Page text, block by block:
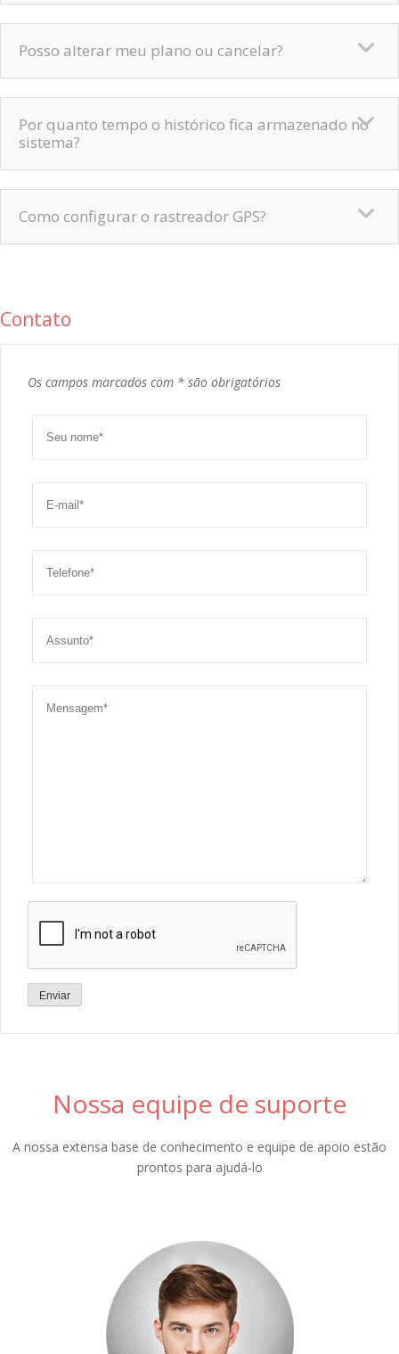
Posso alterar meu plano ou cancelar?
Por quanto tempo o histórico fica armazenado no
sistema?
Como configurar o rastreador GPS?
Contato
Os campos marcados com * são obrigatórios
Enviar
Nossa equipe de suporte
A nossa extensa base de conhecimento e equipe de apoio estão
prontos para ajudá-lo